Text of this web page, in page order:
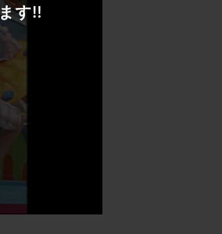
す!!